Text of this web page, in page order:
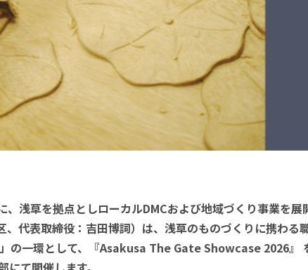
、浅草を拠点としローカルDMCおよび地域づくり事業を
、代表取締役：吉田博詞）は、浅草のものづくりに携わる
の一環として、『Asakusa The Gate Showcase 2026』